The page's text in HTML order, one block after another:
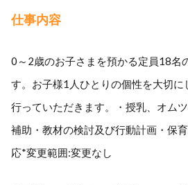
仕事内容
0～2歳のお子さまを預かる定員18名
す。お子様1人ひとりの個性を大切に
行っていただきます。・授乳、オム
補助・教材の検討及び行動計画・保
応*変更範囲:変更なし